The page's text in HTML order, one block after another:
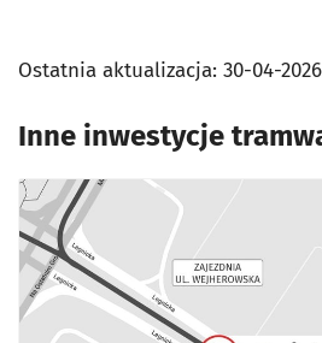
Ostatnia aktualizacja: 30-04-2026
Inne inwestycje